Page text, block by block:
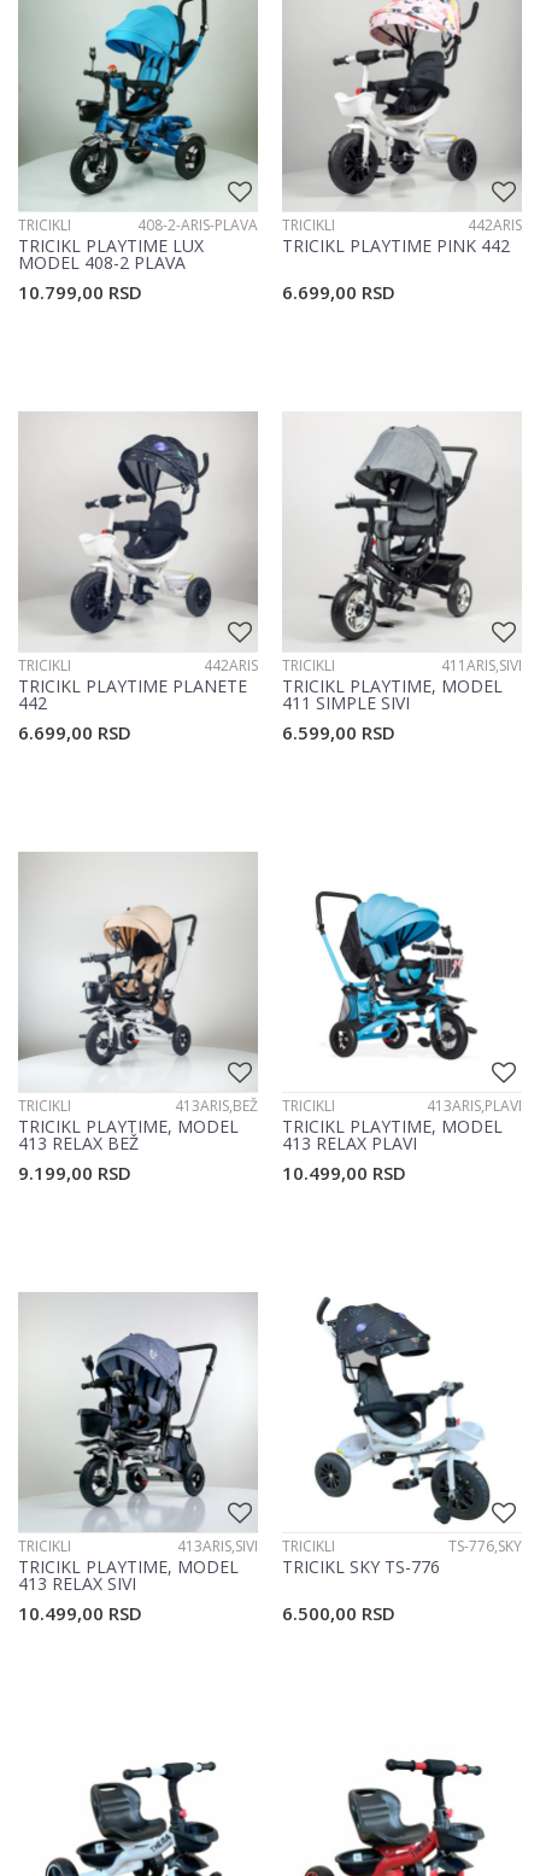
TRICIKLI 408-2-ARIS-PLAVA
TRICIKL PLAYTIME LUX
MODEL 408-2 PLAVA
10.799,00 RSD
TRICIKLI 442ARIS
TRICIKL PLAYTIME PINK 442
6.699,00 RSD
TRICIKLI 442ARIS
TRICIKL PLAYTIME PLANETE
442
6.699,00 RSD
TRICIKLI 411ARIS,SIVI
TRICIKL PLAYTIME, MODEL
411 SIMPLE SIVI
6.599,00 RSD
TRICIKLI 413ARIS,BEŽ
TRICIKL PLAYTIME, MODEL
413 RELAX BEŽ
9.199,00 RSD
TRICIKLI 413ARIS,PLAVI
TRICIKL PLAYTIME, MODEL
413 RELAX PLAVI
10.499,00 RSD
TRICIKLI 413ARIS,SIVI
TRICIKL PLAYTIME, MODEL
413 RELAX SIVI
10.499,00 RSD
TRICIKLI TS-776,SKY
TRICIKL SKY TS-776
6.500,00 RSD